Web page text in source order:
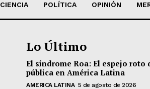
CIENCIA POLÍTICA OPINIÓN
Lo Último
El síndrome Roa: El espejo roto
pública en América Latina
AMERICA LATINA 5 de agosto de 2026